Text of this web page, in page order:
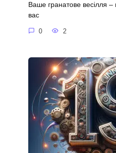
Ваше гранатове весілля
вас
0 2